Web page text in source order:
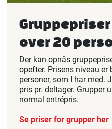
over 20
Der kan opnås
opefter. Prisens niveau er
personer, som I har med.
pris pr. deltager. Grupper
normal entrépris.
Se priser for grupper her